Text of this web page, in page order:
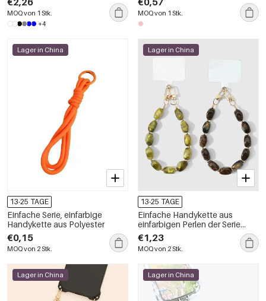
Farben
MOQ von 1 Stk.
+4
MOQ von 1 Stk.
Lager in China
13-25 TAGE
Einfache Serie, einfarbige
Handykette aus Polyester
€0,15
MOQ von 2 Stk.
Lager in China
13-25 TAGE
Einfache Handykette aus
einfarbigen Perlen der Serie
Simple, täglich erhältlich
€1,23
MOQ von 2 Stk.
Lager in China Lager in China